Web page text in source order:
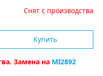
Снят с производства
Купить
Замена на MI2892
моихперсональных